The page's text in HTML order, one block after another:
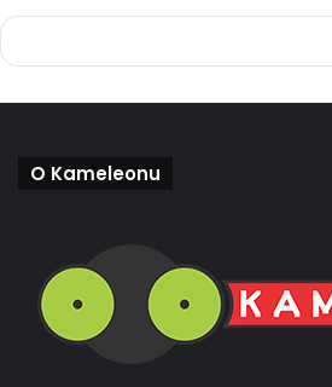
O Kameleonu